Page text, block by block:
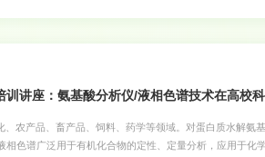
训讲座：氨基酸分析仪/液相色谱技术在高校
农产品、畜产品、饲料、药学等领域。对蛋白质水解氨
相色谱广泛用于有机化合物的定性、定量分析，应用于化